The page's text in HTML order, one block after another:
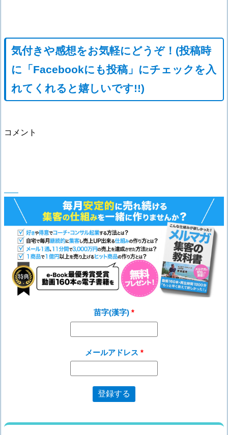
気付きや感想をお気軽にどうぞ！(投稿時
に「Facebookにも投稿」にチェックを入
れてくれると嬉しいです!!)
コメント
苗字(漢字)
メールアドレス